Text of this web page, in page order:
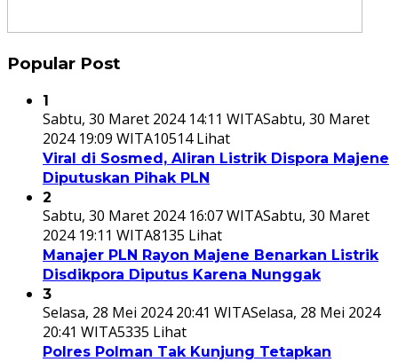
Popular Post
1
Sabtu, 30 Maret 2024 14:11 WITASabtu, 30 Maret
2024 19:09 WITA10514 Lihat
Viral di Sosmed, Aliran Listrik Dispora Majene
Diputuskan Pihak PLN
2
Sabtu, 30 Maret 2024 16:07 WITASabtu, 30 Maret
2024 19:11 WITA8135 Lihat
Manajer PLN Rayon Majene Benarkan Listrik
Disdikpora Diputus Karena Nunggak
3
Selasa, 28 Mei 2024 20:41 WITASelasa, 28 Mei 2024
20:41 WITA5335 Lihat
Polres Polman Tak Kunjung Tetapkan